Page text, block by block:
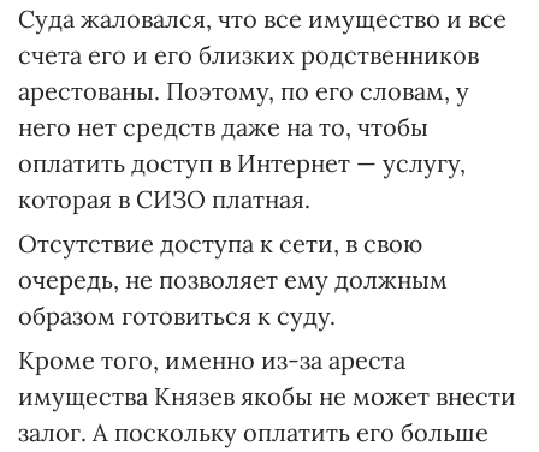
Суда жаловался, что все имущество и все
счета его и его близких родственников
арестованы. Поэтому, по его словам, у
него нет средств даже на то, чтобы
оплатить доступ в Интернет — услугу,
которая в СИЗО платная.
Отсутствие доступа к сети, в свою
очередь, не позволяет ему должным
образом готовиться к суду.
Кроме того, именно из-за ареста
имущества Князев якобы не может внести
залог. А поскольку оплатить его больше